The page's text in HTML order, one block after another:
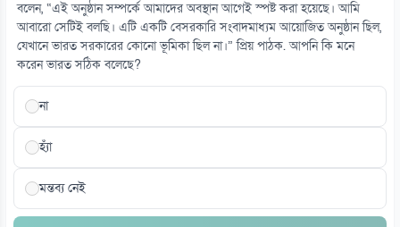
বলেন, “এই অনুষ্ঠান সম্পর্কে আমাদের অবস্থান আগেই স্পষ্ট করা হয়েছে। আমি
আবারো সেটিই বলছি। এটি একটি বেসরকারি সংবাদমাধ্যম আয়োজিত অনুষ্ঠান ছিল,
যেখানে ভারত সরকারের কোনো ভূমিকা ছিল না।” প্রিয় পাঠক. আপনি কি মনে
করেন ভারত সঠিক বলেছে?
না
হ্যাঁ
মন্তব্য নেই